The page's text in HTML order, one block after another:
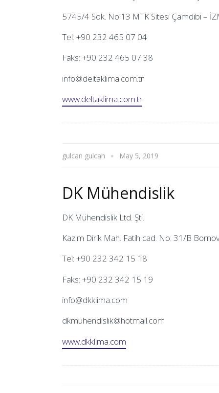
5745/4 Sok. No:13 MTK Sitesi Çamdibi –
Tel: +90 232 465 07 04
Faks: +90 232 465 07 38
info@deltaklima.com.tr
www.deltaklima.com.tr
gulcan gulcan May 5, 2019
DK Mühendislik
DK Mühendislik Ltd. Şti.
Kazım Dirik Mah. Fatih cad. No: 31/B
Tel: +90 232 342 15 18
Faks: +90 232 342 15 19
info@dkklima.com
dkmuhendislik@hotmail.com
www.dkklima.com